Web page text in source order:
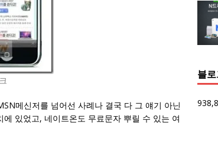
메신저를 넘어선 사례나 결국 다 그 얘기 아닌
있었고, 네이트온도 무료문자 뿌릴 수 있는 여
블